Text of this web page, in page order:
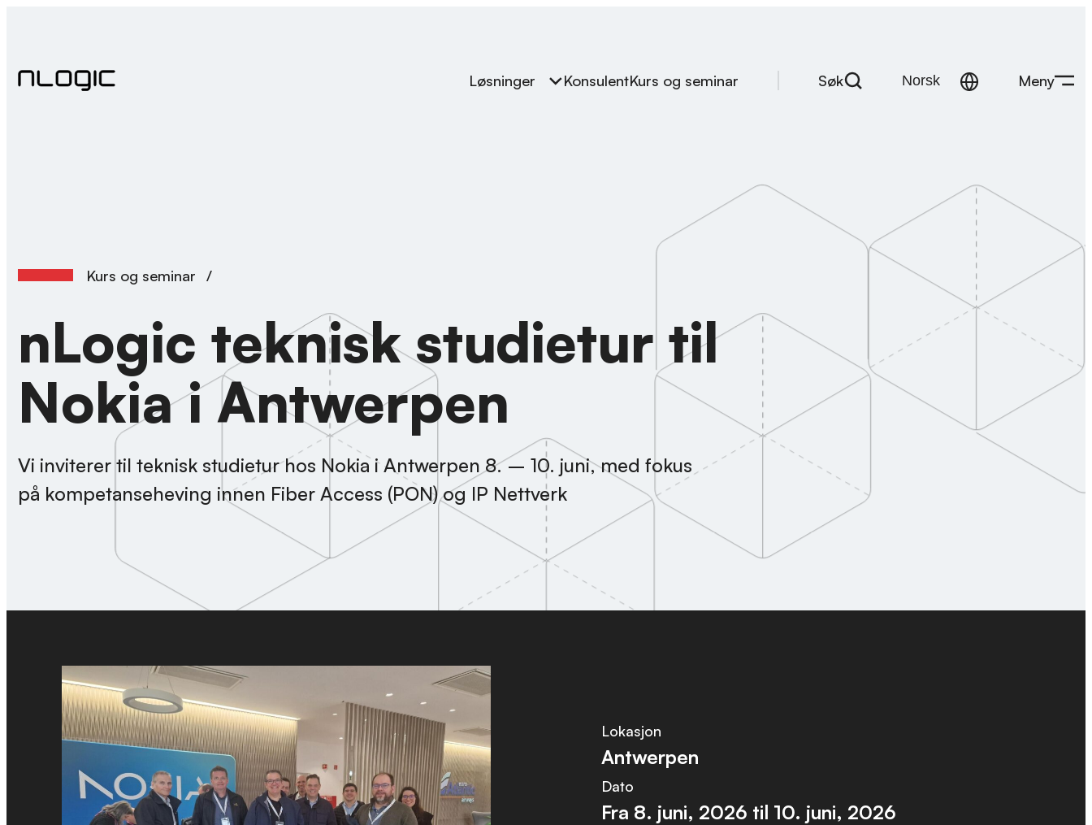
Løsninger
KonsulentKurs og seminar Søk Meny
Kurs og seminar /
nLogic teknisk studietur til
Nokia i Antwerpen
Vi inviterer til teknisk studietur hos Nokia i Antwerpen 8. – 10. juni, med fokus
på kompetanseheving innen Fiber Access (PON) og IP Nettverk
Lokasjon
Antwerpen
Dato
Fra 8. juni, 2026 til 10. juni, 2026